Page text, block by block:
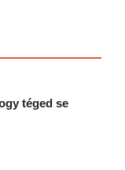
téged se